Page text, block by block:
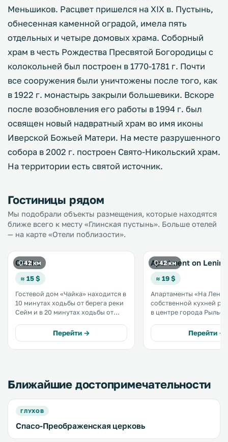
Меньшиков. Расцвет пришелся на XIX в. Пустынь,
обнесенная каменной оградой, имела пять
отдельных и четыре домовых храма. Соборный
храм в честь Рождества Пресвятой Богородицы с
колокольней был построен в 1770-1781 г. Почти
все сооружения были уничтожены после того, как
в 1922 г. монастырь закрыли большевики. Вскоре
после возобновления его работы в 1994 г. был
освящен новый надвратный храм во имя иконы
Иверской Божьей Матери. На месте разрушенного
собора в 2002 г. построен Свято-Никольский храм.
На территории есть святой источник.
Гостиницы рядом
Мы подобрали объекты размещения, которые находятся
ближе всего к месту «Глинская пустынь». Больше отелей
— на карте «Отели поблизости».
42 км
Chaika
≈ 15 $
Гостевой дом «Чайка» находится в
10 минутах ходьбы от берега реки
Сейм и в 20 минутах ходьбы от
имени Горького. За 5 минут можно
также дойти до Свято-
Николаевского монастыря. .
Перейти →
42 км
Apartment on
≈ 19 $
Апартаменты «На
собственной кухней
в центре города Рыльск.
бесплатным Wi-Fi. Кухня
оборудована
печью, холодильником,
Перейти →
Ближайшие достопримечательности
ГЛУХОВ
Спасо-Преображенская церковь